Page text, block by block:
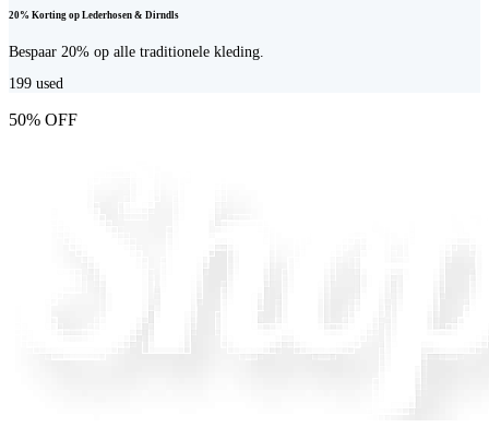
20% Korting op Lederhosen & Dirndls
Bespaar 20% op alle traditionele kleding.
199 used
50% OFF